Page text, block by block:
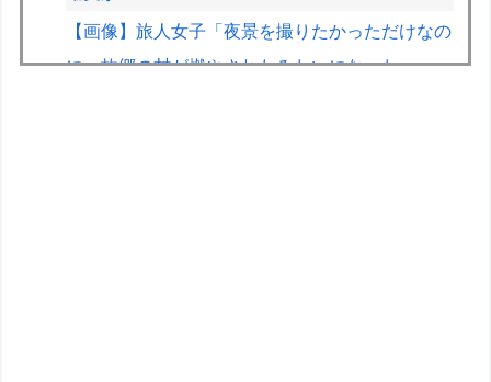
【画像】旅人女子「夜景を撮りたかっただけなの
に、故郷の村が燃やされたみたいになった」